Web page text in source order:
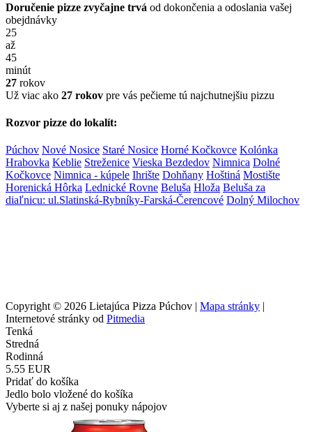
Doručenie pizze zvyčajne trvá od dokončenia a odoslania vašej
obejdnávky
25
až
45
minút
27 rokov
Už viac ako 27 rokov pre vás pečieme tú najchutnejšiu pizzu
Rozvor pizze do lokalít:
Púchov Nové Nosice Staré Nosice Horné Kočkovce Kolónka
Hrabovka Keblie Streženice Vieska Bezdedov Nimnica Dolné
Kočkovce Nimnica - kúpele Ihrište Dohňany Hoštiná Mostište
Horenická Hôrka Lednické Rovne Beluša Hloža Beluša za
diaľnicu: ul.Slatinská-Rybníky-Farská-Čerencové Dolný Milochov
Copyright © 2026 Lietajúca Pizza Púchov | Mapa stránky |
Internetové stránky od Pitmedia
Tenká
Stredná
Rodinná
5.55 EUR
Pridať do košíka
Jedlo bolo vložené do košíka
Vyberte si aj z našej ponuky nápojov